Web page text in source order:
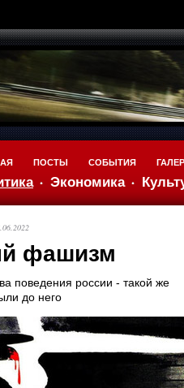
Экономика
ПОСТЫ СОБЫТИЯ
фашизм
поведения россии - такой же
до него